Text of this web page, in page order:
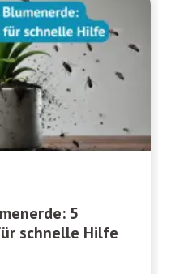
5
schnelle Hilfe